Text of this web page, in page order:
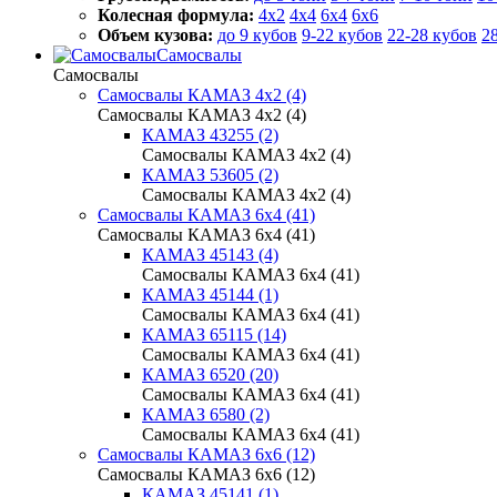
Колесная формула: 4x2 4x4 6x4 6x6
Объем кузова: до 9 кубов 9-22 кубов 22-28 кубов
Самосвалы
Самосвалы
Самосвалы КАМАЗ 4х2 (4)
Самосвалы КАМАЗ 4х2 (4)
КАМАЗ 43255 (2)
Самосвалы КАМАЗ 4х2 (4)
КАМАЗ 53605 (2)
Самосвалы КАМАЗ 4х2 (4)
Самосвалы КАМАЗ 6х4 (41)
Самосвалы КАМАЗ 6х4 (41)
КАМАЗ 45143 (4)
Самосвалы КАМАЗ 6х4 (41)
КАМАЗ 45144 (1)
Самосвалы КАМАЗ 6х4 (41)
КАМАЗ 65115 (14)
Самосвалы КАМАЗ 6х4 (41)
КАМАЗ 6520 (20)
Самосвалы КАМАЗ 6х4 (41)
КАМАЗ 6580 (2)
Самосвалы КАМАЗ 6х4 (41)
Самосвалы КАМАЗ 6х6 (12)
Самосвалы КАМАЗ 6х6 (12)